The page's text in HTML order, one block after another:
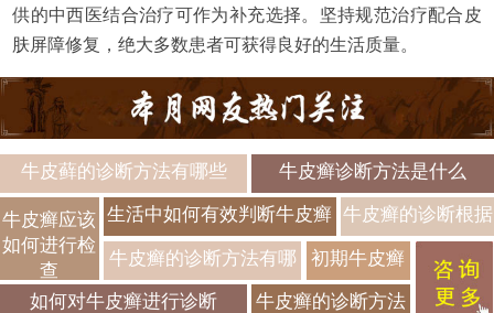
供的中西医结合治疗可作为补充选择。坚持规范治疗配合皮
肤屏障修复，绝大多数患者可获得良好的生活质量。
牛皮藓的诊断方法有哪些 牛皮癣诊断方法是什么
牛皮癣应该
如何进行检
查
生活中如何有效判断牛皮癣 牛皮癣的诊断根据
是什么
牛皮癣的诊断方法有哪
几点
初期牛皮癣
要如何诊断
如何对牛皮癣进行诊断
牛皮癣的诊断方法